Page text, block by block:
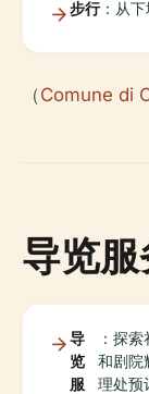
步行：从下
（Comune di
导览
导
览
服
：探
和剧院
理处预